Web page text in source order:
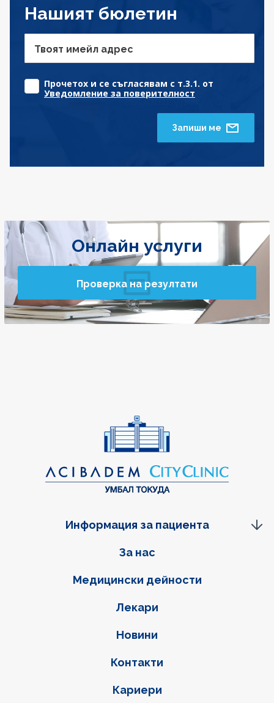
Нашият бюлетин
Твоят имейл адрес
Прочетох и се съгласявам с т.3.1. от
Уведомление за поверителност
Запиши ме
Онлайн услуги
Проверка на резултати
Фуутер навигация
За нас
Медицински дейности
Лекари
Новини
Контакти
Кариери
Информация за пациента